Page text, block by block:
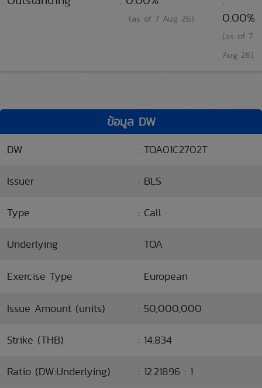
(as of 7 Aug 26)
0.00%
(as of 7
Aug 26)
ข้อมูล DW
DW : TOA01C2702T
Issuer : BLS
Type : Call
Underlying : TOA
Exercise Type : European
Issue Amount (units) : 50,000,000
Strike (THB) : 14.834
Ratio (DW:Underlying) : 12.21896 : 1